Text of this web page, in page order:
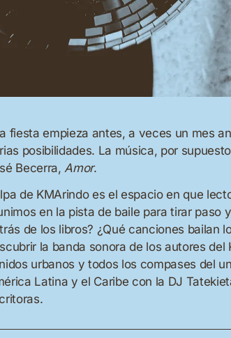
fiesta empieza antes, a veces un mes
posibilidades. La música, por
Becerra, Amor.
de KMArindo es el espacio en que
en la pista de baile para tirar paso
de los libros? ¿Qué canciones bailan
la banda sonora de los autores
urbanos y todos los compases del
Latina y el Caribe con la DJ